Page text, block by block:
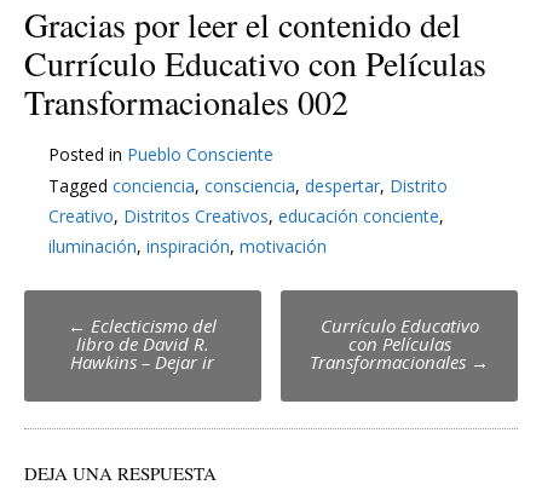
Gracias por leer el contenido del
Currículo Educativo con Películas
Transformacionales 002
Posted in Pueblo Consciente
Tagged conciencia, consciencia, despertar, Distrito
Creativo, Distritos Creativos, educación conciente,
iluminación, inspiración, motivación
Post
navigation
← Eclecticismo del
libro de David R.
Hawkins – Dejar ir
Currículo Educativo
con Películas
Transformacionales →
DEJA UNA RESPUESTA